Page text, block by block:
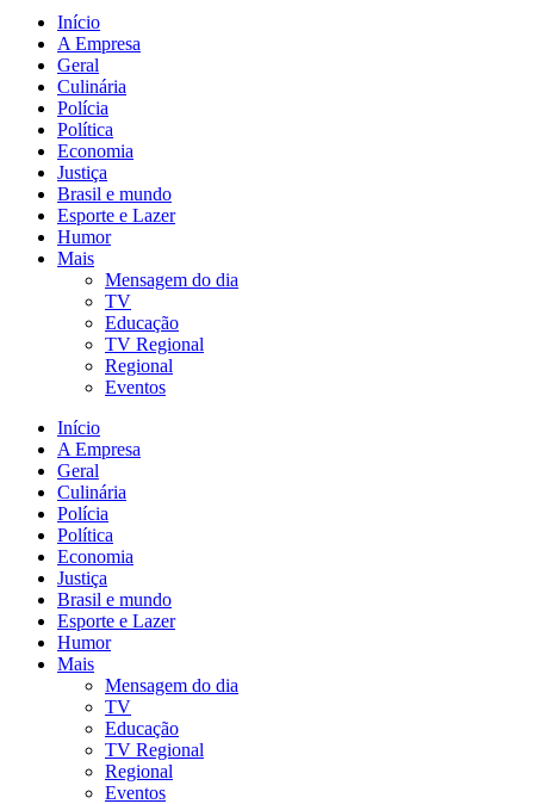
Início
A Empresa
Geral
Culinária
Polícia
Política
Economia
Justiça
Brasil e mundo
Esporte e Lazer
Humor
Mais
Mensagem do dia
TV
Educação
TV Regional
Regional
Eventos
Início
A Empresa
Geral
Culinária
Polícia
Política
Economia
Justiça
Brasil e mundo
Esporte e Lazer
Humor
Mais
Mensagem do dia
TV
Educação
TV Regional
Regional
Eventos